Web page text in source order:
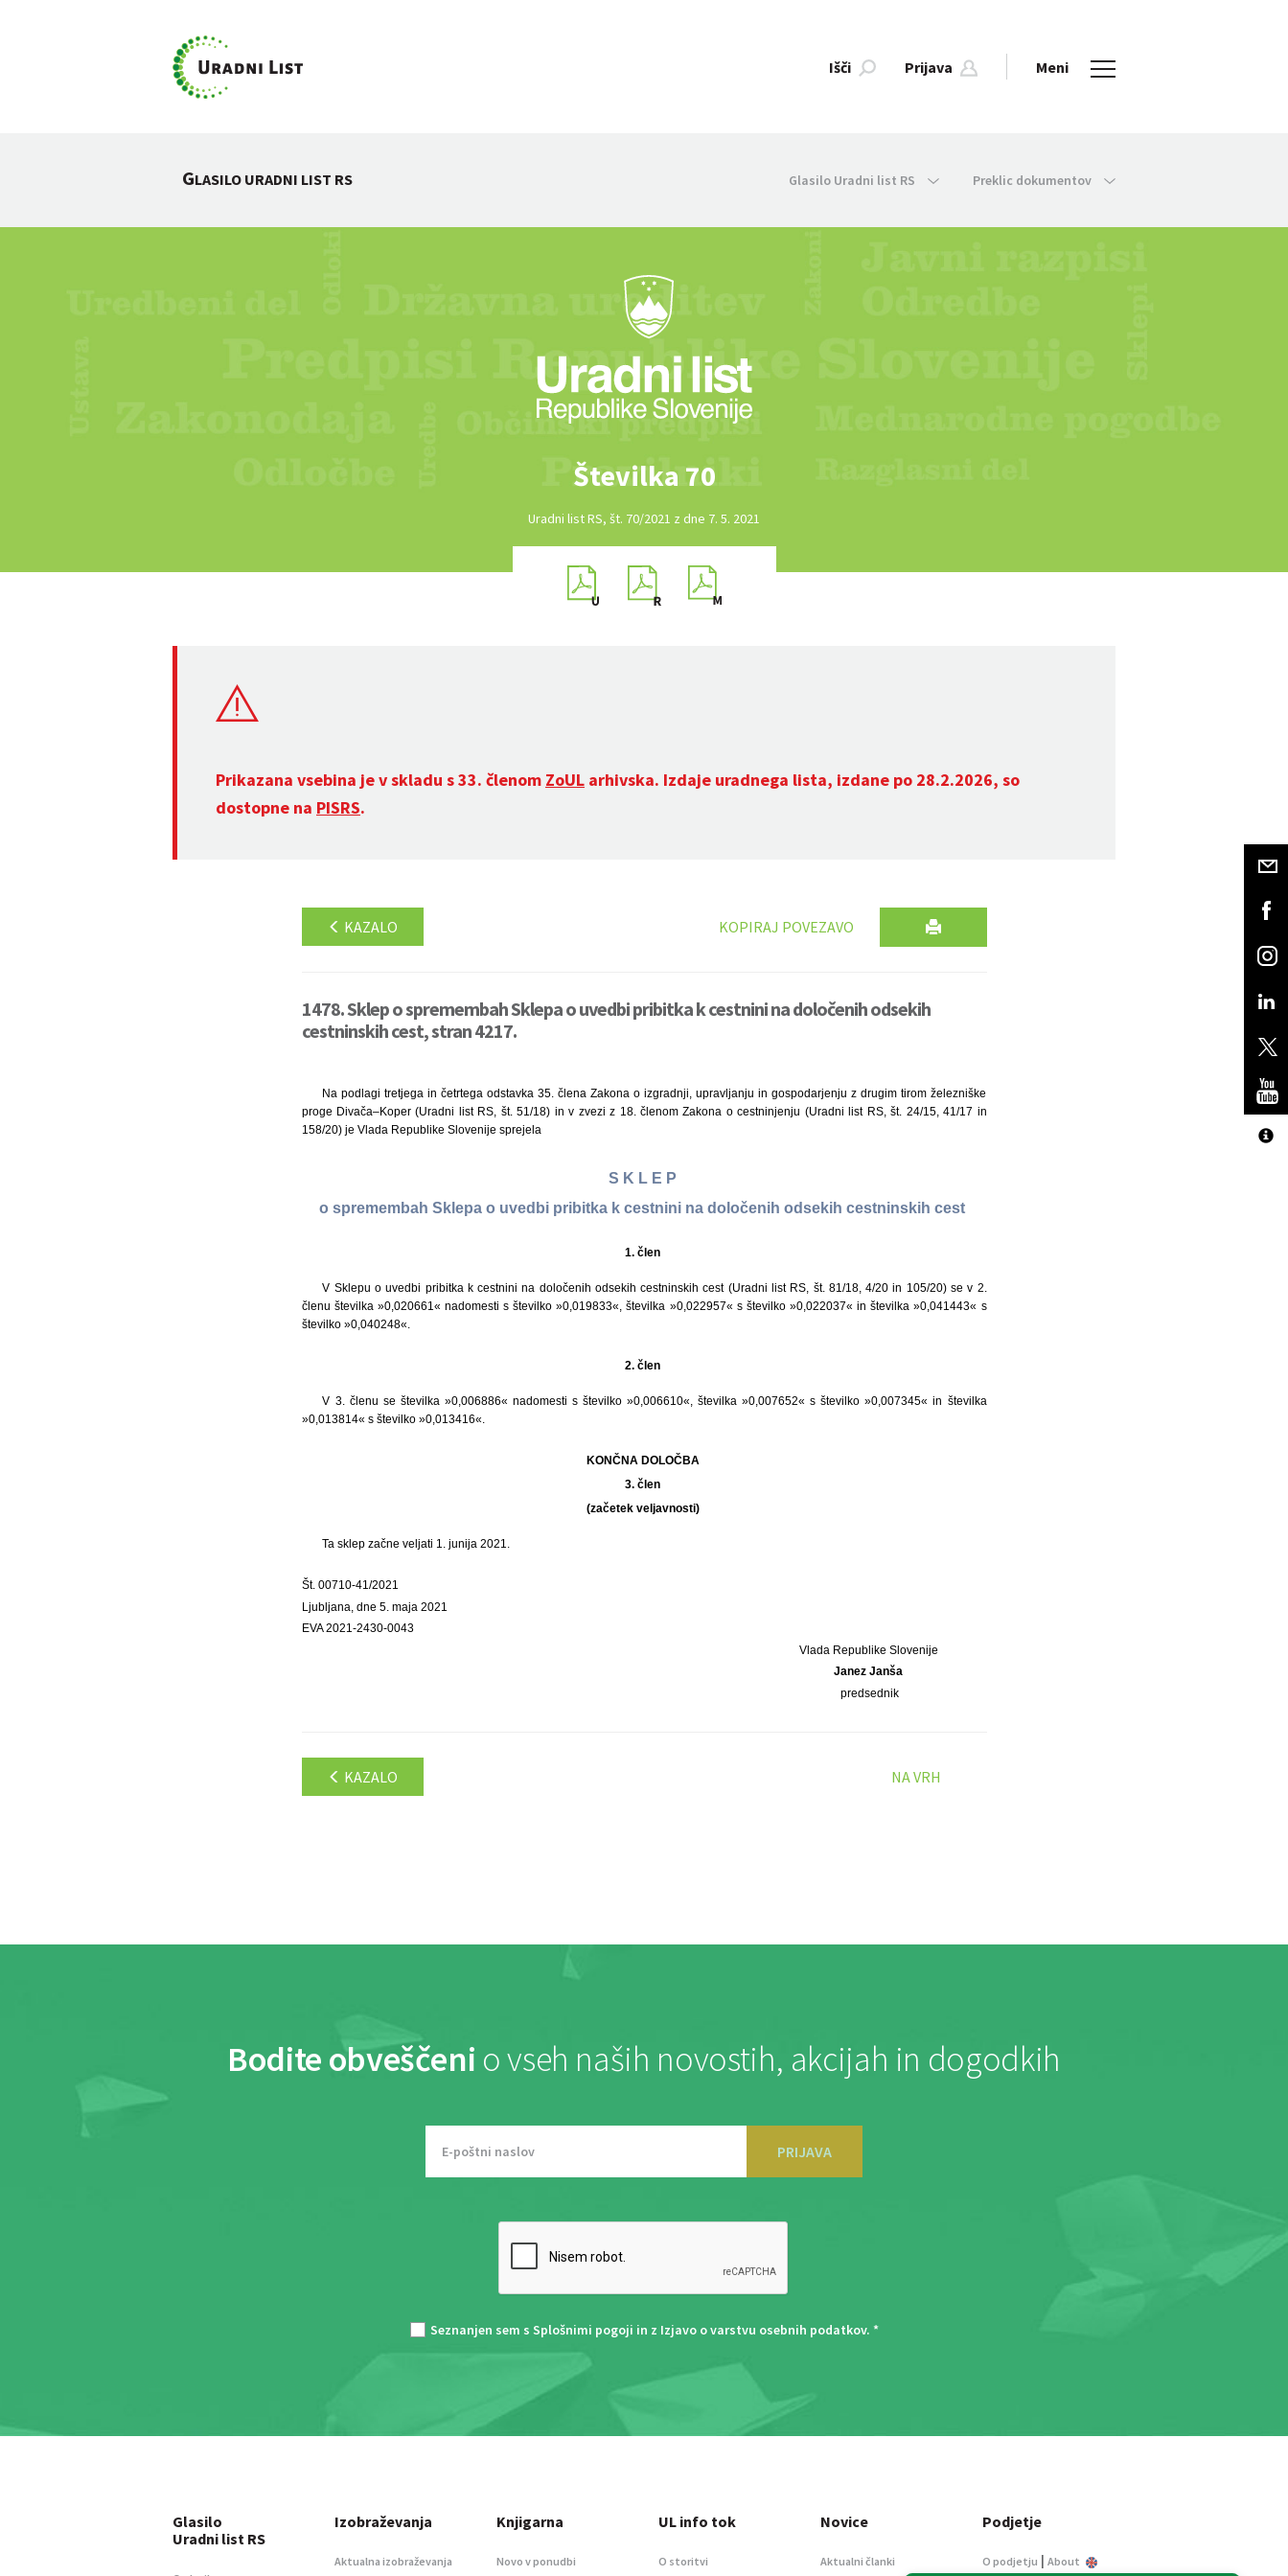
Išči Prijava Meni
GLASILO URADNI LIST RS Glasilo Uradni list RS Preklic dokumentov
Številka 70
Uradni list RS, št. 70/2021 z dne 7. 5. 2021
Prikazana vsebina je v skladu s 33. členom ZoUL arhivska. Izdaje uradnega lista, izdane po 28.2.2026, so
dostopne na PISRS.
KAZALO KOPIRAJ POVEZAVO
1478. Sklep o spremembah Sklepa o uvedbi pribitka k cestnini na določenih odsekih
cestninskih cest, stran 4217.
Na podlagi tretjega in četrtega odstavka 35. člena Zakona o izgradnji, upravljanju in gospodarjenju z drugim tirom železniške
proge Divača–Koper (Uradni list RS, št. 51/18) in v zvezi z 18. členom Zakona o cestninjenju (Uradni list RS, št. 24/15, 41/17 in
158/20) je Vlada Republike Slovenije sprejela
S K L E P
o spremembah Sklepa o uvedbi pribitka k cestnini na določenih odsekih cestninskih cest
1. člen
V Sklepu o uvedbi pribitka k cestnini na določenih odsekih cestninskih cest (Uradni list RS, št. 81/18, 4/20 in 105/20) se v 2.
členu številka »0,020661« nadomesti s številko »0,019833«, številka »0,022957« s številko »0,022037« in številka »0,041443« s
številko »0,040248«.
2. člen
V 3. členu se številka »0,006886« nadomesti s številko »0,006610«, številka »0,007652« s številko »0,007345« in številka
»0,013814« s številko »0,013416«.
KONČNA DOLOČBA
3. člen
(začetek veljavnosti)
Ta sklep začne veljati 1. junija 2021.
Št. 00710-41/2021
Ljubljana, dne 5. maja 2021
EVA 2021-2430-0043
Vlada Republike Slovenije
Janez Janša
predsednik
KAZALO NA VRH
Bodite obveščeni o vseh naših novostih, akcijah in dogodkih
PRIJAVA
Seznanjen sem s Splošnimi pogoji in z Izjavo o varstvu osebnih podatkov. *
Glasilo
Uradni list RS
Izobraževanja
Aktualna izobraževanja
Knjigarna
Novo v ponudbi
UL info tok
O storitvi
Novice
Aktualni članki
Podjetje
O podjetju | About